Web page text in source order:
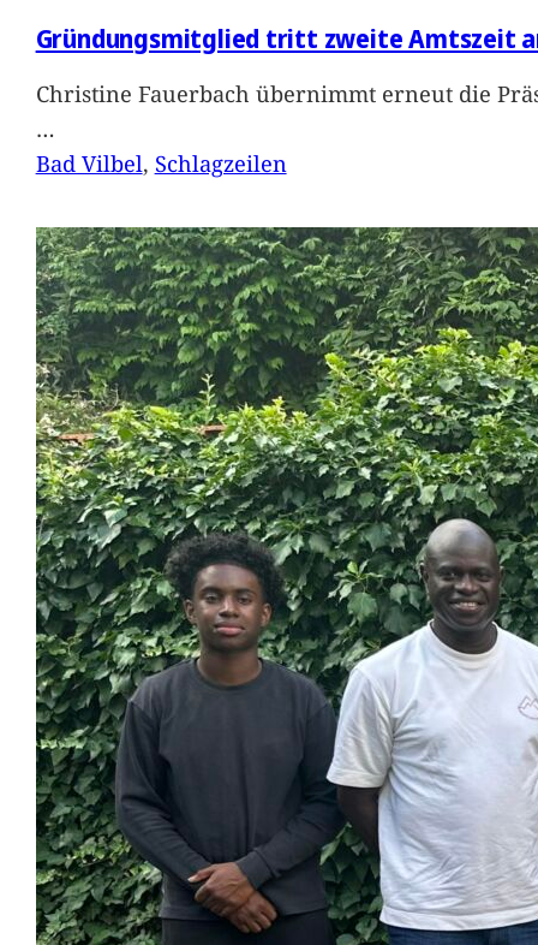
Gründungsmitglied tritt zweite Amtszeit
Christine Fauerbach übernimmt erneut die
…
Bad Vilbel, Schlagzeilen